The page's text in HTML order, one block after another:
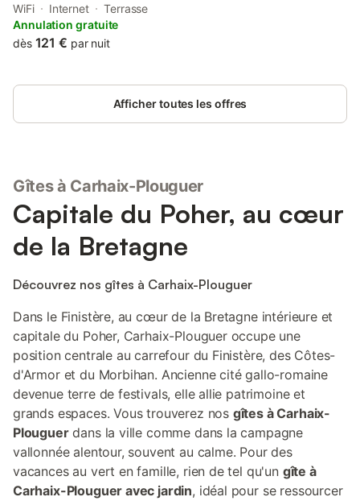
Parish Close and 47 km from Saint-Thégonnec Parish Close.
WiFi Internet
Terrasse
Annulation gratuite
dès 121 € par nuit
Afficher toutes les offres
Gîtes à Carhaix-Plouguer
Capitale du Poher, au cœur
de la Bretagne
Découvrez nos gîtes à Carhaix-Plouguer
Dans le Finistère, au cœur de la Bretagne intérieure et
capitale du Poher, Carhaix-Plouguer occupe une
position centrale au carrefour du Finistère, des Côtes-
d'Armor et du Morbihan. Ancienne cité gallo-romaine
devenue terre de festivals, elle allie patrimoine et
grands espaces. Vous trouverez nos gîtes à Carhaix-
Plouguerdans la ville comme dans la campagne
vallonnée alentour, souvent au calme. Pour des
vacances au vert en famille, rien de tel qu'un gîte à
Carhaix-Plouguer avec jardin, idéal pour se ressourcer